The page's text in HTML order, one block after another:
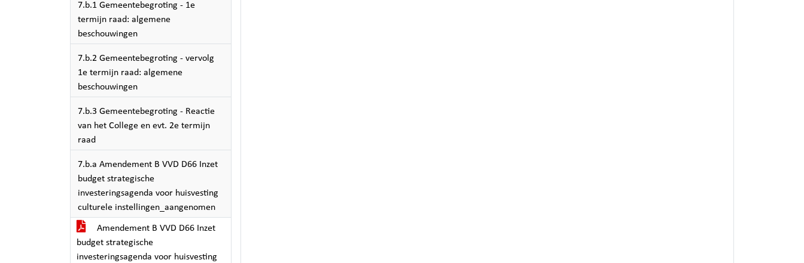
7.b.1 Gemeentebegroting - 1e
termijn raad: algemene
beschouwingen
7.b.2 Gemeentebegroting - vervolg
1e termijn raad: algemene
beschouwingen
7.b.3 Gemeentebegroting - Reactie
van het College en evt. 2e termijn
raad
7.b.a Amendement B VVD D66 Inzet
budget strategische
investeringsagenda voor huisvesting
culturele instellingen_aangenomen
Amendement B VVD D66 Inzet
budget strategische
investeringsagenda voor huisvesting